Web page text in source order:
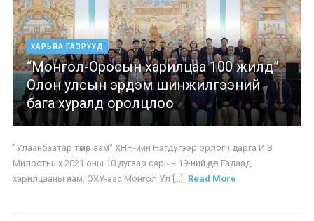
ХАРЬЯА ГАЗРУУД
“Монгол-Оросын харилцаа 100 жилд”
Олон улсын эрдэм шинжилгээний
бага хуралд оролцлоо
"Улаанбаатар төмөр зам" ХНН-ийн Нэгдүгээр орлогч дарга И.В
Милостных 2021 оны 10 дугаар сарын 19-ний өдөр Гадаад
харилцааны яам, ОХУ-аас Монгол Ул [...]
Read More